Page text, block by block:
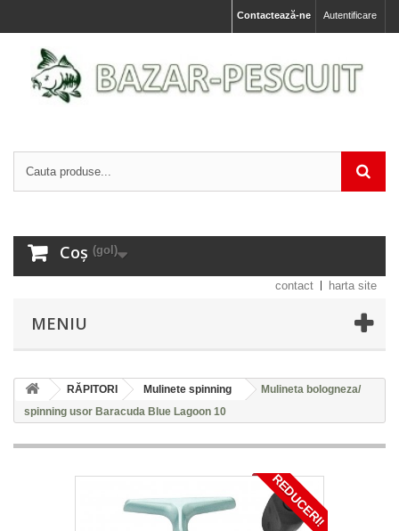
Autentificare
Contactează-ne
Coș (gol)
contact harta site
MENIU
RĂPITORI Mulinete spinning
Mulineta bologneza/
spinning usor Baracuda Blue Lagoon 10
REDUCERI!